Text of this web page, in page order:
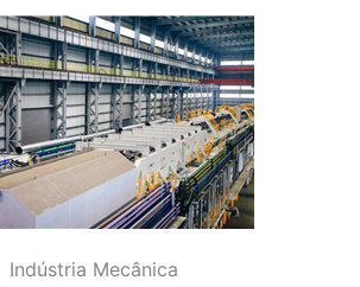
Indústria Mecânica